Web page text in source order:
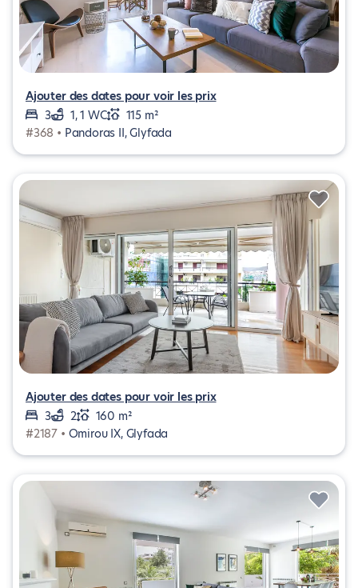
Ajouter des dates pour voir les prix
3
1, 1 WC
115 m²
#368 • Pandoras II, Glyfada
Ajouter des dates pour voir les prix
3
2
160 m²
#2187 • Omirou IX, Glyfada